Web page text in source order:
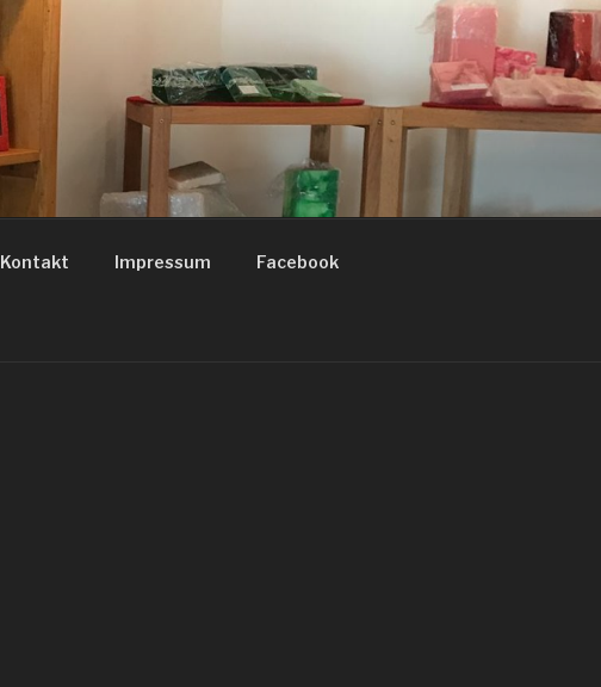
Kontakt Impressum Facebook